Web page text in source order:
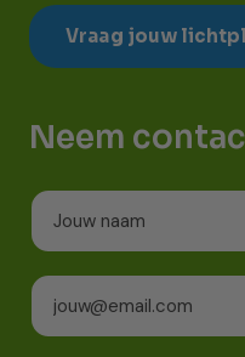
Vraag jouw
Neem